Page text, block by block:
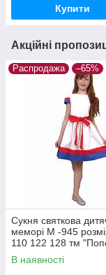
Купити
Акційні
Распродажа –65%
Сукня святкова
меморі М -945
110 122 128 тм
В наявності